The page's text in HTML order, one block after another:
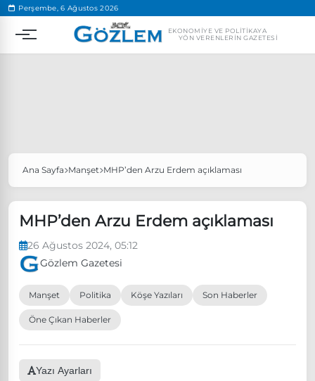
Perşembe, 6 Ağustos 2026
EKONOMIYE VE POLITIKAYA
YÖN VERENLERIN GAZETESI
Popüler Aramalar
Özgür Özel, Ekrem İmamoğlu’nu ziyaret edecek
Ünlü çift bir etkinliğe daha katılmama kararı aldı
Ana Sayfa Manşet MHP’den Arzu Erdem açıklaması
MHP’den Arzu Erdem açıklaması
26 Ağustos 2024, 05:12
Gözlem Gazetesi
Manşet Politika Köşe Yazıları Son Haberler
Öne Çıkan Haberler
Yazı Ayarları